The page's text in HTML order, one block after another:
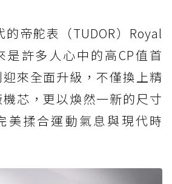
帝舵表（TUDOR）Royal
是許多人心中的高CP值首
來全面升級，不僅換上精
芯，更以煥然一新的尺寸
美揉合運動氣息與現代時